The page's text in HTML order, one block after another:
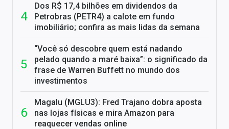
Dos R$ 17,4 bilhões em dividendos da
Petrobras (PETR4) a calote em fundo
imobiliário; confira as mais lidas da semana
“Você só descobre quem está nadando
pelado quando a maré baixa”: o significado da
frase de Warren Buffett no mundo dos
investimentos
Magalu (MGLU3): Fred Trajano dobra aposta
nas lojas físicas e mira Amazon para
reaquecer vendas online